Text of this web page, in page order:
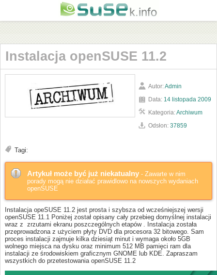
Instalacja openSUSE 11.2
Autor:Admin
Data: 14 listopada 2009
Kategoria:Archiwum
Odsłon:37859
Tagi:
Artykuł może być już niekatualny- Zawarte w nim
porady mogą nie działać prawidlowo na nowszych wydaniach
openSUSE
Instalacja opeSUSE 11.2 jest prosta i szybsza od wcześniejszej wersji
openSUSE 11.1 Poniżej został opisany cały przebieg domyślnej instalacji
wraz z zrzutami ekranu poszczególnych etapów . Instalacja została
przeprowadzona z użyciem płyty DVD dla procesora 32 bitowego. Sam
proces instalacji zajmuje kilka dziesiąt minut i wymaga około 5GB
wolnego miejsca na dysku oraz minimum 512 MB pamięci ram dla
instalacji ze środowiskiem graficznym GNOME lub KDE. Zapraszam
wszystkich do przetestowania openSUSE 11.2